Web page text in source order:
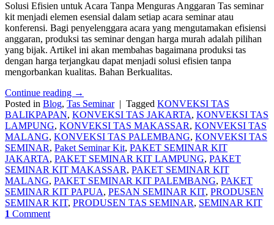
Solusi Efisien untuk Acara Tanpa Menguras Anggaran Tas seminar
kit menjadi elemen esensial dalam setiap acara seminar atau
konferensi. Bagi penyelenggara acara yang mengutamakan efisiensi
anggaran, produksi tas seminar dengan harga murah adalah pilihan
yang bijak. Artikel ini akan membahas bagaimana produksi tas
dengan harga terjangkau dapat menjadi solusi efisien tanpa
mengorbankan kualitas. Bahan Berkualitas.
Continue reading →
Posted in Blog, Tas Seminar | Tagged KONVEKSI TAS
BALIKPAPAN, KONVEKSI TAS JAKARTA, KONVEKSI TAS
LAMPUNG, KONVEKSI TAS MAKASSAR, KONVEKSI TAS
MALANG, KONVEKSI TAS PALEMBANG, KONVEKSI TAS
SEMINAR, Paket Seminar Kit, PAKET SEMINAR KIT
JAKARTA, PAKET SEMINAR KIT LAMPUNG, PAKET
SEMINAR KIT MAKASSAR, PAKET SEMINAR KIT
MALANG, PAKET SEMINAR KIT PALEMBANG, PAKET
SEMINAR KIT PAPUA, PESAN SEMINAR KIT, PRODUSEN
SEMINAR KIT, PRODUSEN TAS SEMINAR, SEMINAR KIT
1 Comment